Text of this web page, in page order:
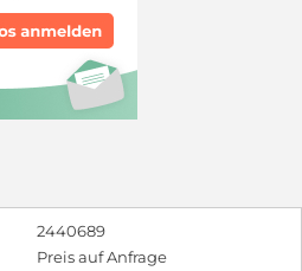
2440689
Preis auf Anfrage